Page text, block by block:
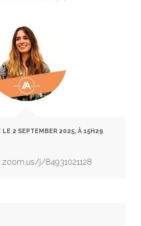
LE 2 SEPTEMBER 2025, À 15H29
j/84931021128